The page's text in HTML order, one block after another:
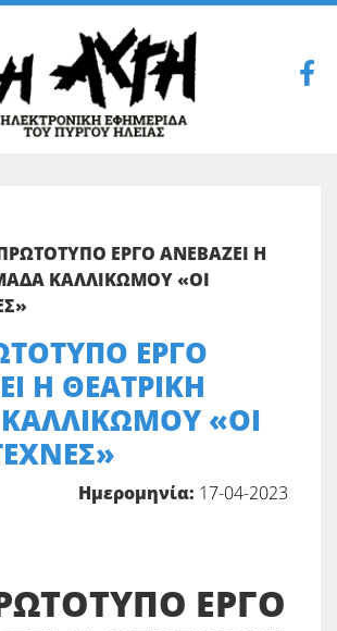
ΕΡΓΟ ΑΝΕΒΑΖΕΙ Η
ΚΑΛΛΙΚΩΜΟΥ «ΟΙ
ΕΡΓΟ
Η ΘΕΑΤΡΙΚΗ
«ΟΙ
Ημερομηνία: 17-04-2023
ΕΡΓΟ